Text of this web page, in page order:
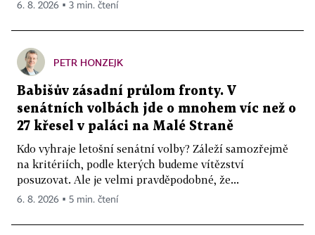
6. 8. 2026 ▪ 3 min. čtení
PETR HONZEJK
Babišův zásadní průlom fronty. V
senátních volbách jde o mnohem víc než o
27 křesel v paláci na Malé Straně
Kdo vyhraje letošní senátní volby? Záleží samozřejmě
na kritériích, podle kterých budeme vítězství
posuzovat. Ale je velmi pravděpodobné, že...
6. 8. 2026 ▪ 5 min. čtení